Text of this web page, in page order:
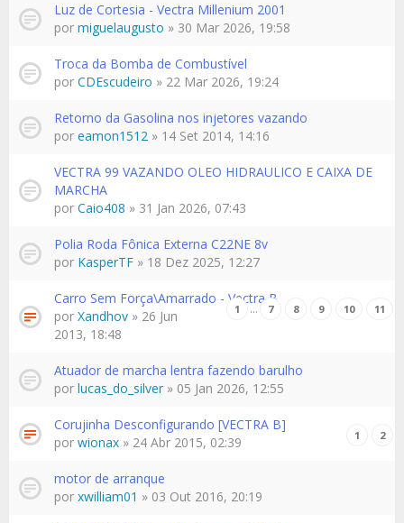
Luz de Cortesia - Vectra Millenium 2001
por miguelaugusto » 30 Mar 2026, 19:58
Troca da Bomba de Combustível
por CDEscudeiro » 22 Mar 2026, 19:24
Retorno da Gasolina nos injetores vazando
por eamon1512 » 14 Set 2014, 14:16
VECTRA 99 VAZANDO OLEO HIDRAULICO E CAIXA DE
MARCHA
por Caio408 » 31 Jan 2026, 07:43
Polia Roda Fônica Externa C22NE 8v
por KasperTF » 18 Dez 2025, 12:27
Carro Sem Força\Amarrado - Vectra B
1 … 7 8 9 10 11
por Xandhov » 26 Jun
2013, 18:48
Atuador de marcha lentra fazendo barulho
por lucas_do_silver » 05 Jan 2026, 12:55
Corujinha Desconfigurando [VECTRA B]
1 2
por wionax » 24 Abr 2015, 02:39
motor de arranque
por xwilliam01 » 03 Out 2016, 20:19